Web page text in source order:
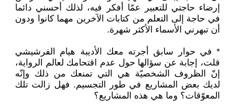
إرضاء حاجتي للتعبير عمّا أفكر فيه، لذلك أحسني دائما
في حاجة إلى التعلم من كتابات الآخرين مهما كانوا ودون
أن تبهرني الأسماء الأكثر شهرة.
* في حوار سابق أجرته معك الأديبة هيام الفرشيشي
قلت، إجابة عن سؤالها حول عدم اقتحامك لعالم الرواية،
إنّ الظروف الشخصيّة هي التي تمنعك من ذلك وإنّه
لديك بعض المشاريع في طور التجسيم. فهل زالت تلك
المعوّقات؟ وما هي هذه المشاريع؟